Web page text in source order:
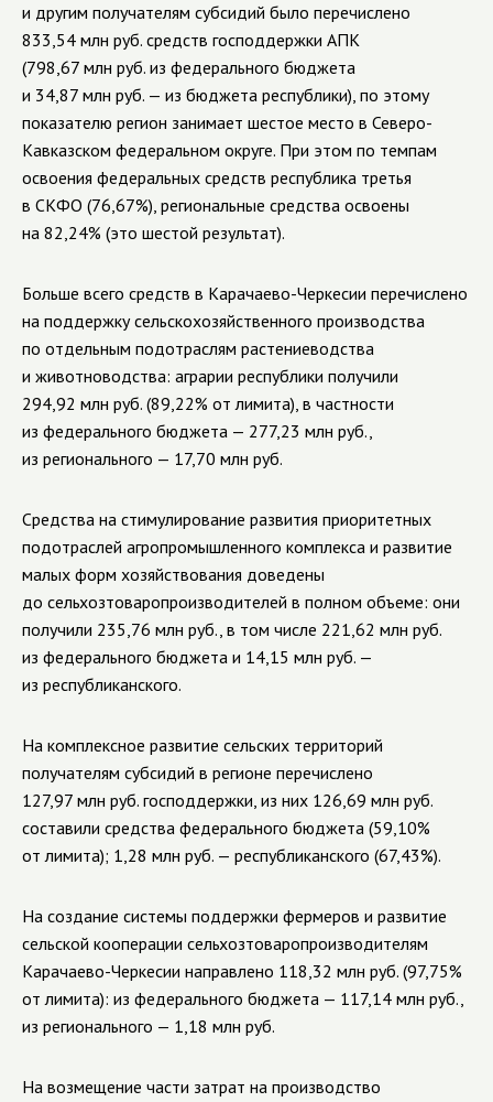
и другим получателям субсидий было перечислено
833,54 млн руб. средств господдержки АПК
(798,67 млн руб. из федерального бюджета
и 34,87 млн руб. — из бюджета республики), по этому
показателю регион занимает шестое место в Северо-
Кавказском федеральном округе. При этом по темпам
освоения федеральных средств республика третья
в СКФО (76,67%), региональные средства освоены
на 82,24% (это шестой результат).
Больше всего средств в Карачаево-Черкесии перечислено
на поддержку сельскохозяйственного производства
по отдельным подотраслям растениеводства
и животноводства: аграрии республики получили
294,92 млн руб. (89,22% от лимита), в частности
из федерального бюджета — 277,23 млн руб.,
из регионального — 17,70 млн руб.
Средства на стимулирование развития приоритетных
подотраслей агропромышленного комплекса и развитие
малых форм хозяйствования доведены
до сельхозтоваропроизводителей в полном объеме: они
получили 235,76 млн руб., в том числе 221,62 млн руб.
из федерального бюджета и 14,15 млн руб. —
из республиканского.
На комплексное развитие сельских территорий
получателям субсидий в регионе перечислено
127,97 млн руб. господдержки, из них 126,69 млн руб.
составили средства федерального бюджета (59,10%
от лимита); 1,28 млн руб. — республиканского (67,43%).
На создание системы поддержки фермеров и развитие
сельской кооперации сельхозтоваропроизводителям
Карачаево-Черкесии направлено 118,32 млн руб. (97,75%
от лимита): из федерального бюджета — 117,14 млн руб.,
из регионального — 1,18 млн руб.
На возмещение части затрат на производство